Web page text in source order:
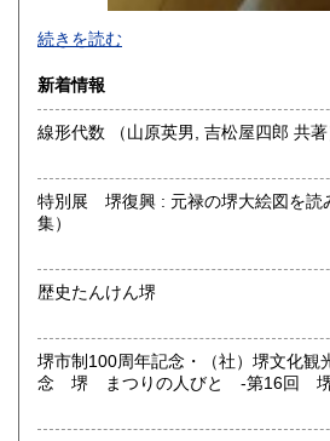
硬い本からちょっと面白い本まで、
わりなく、店主の好奇心の赴くままに
ていきます。
※インボイス非対応業者です。
最寄駅：-
営業時間：10:00～17:00
定休日：買取は年中無休。お気軽にご
書籍の買取について
積極的に、買取活動を行っておりま
(取扱い分野)
自然科学、社会科学、人文科学、趣
続きを読む
新着情報
線形代数 （山原英男, 吉松屋四郎 共著
特別展 堺復興 : 元禄の堺大絵図を読み解く （堺市
集）
歴史たんけん堺
堺市制100周年記念・（社）堺文化観
念 堺 まつりの人びと -第16回 堺